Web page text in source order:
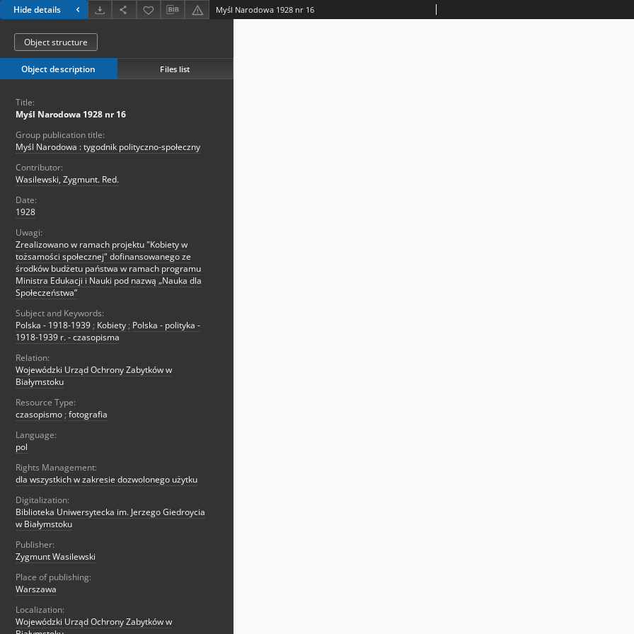
Hide details Myśl Narodowa 1928 nr 16
Object structure
Object description Files list
Title:
Myśl Narodowa 1928 nr 16
Group publication title:
Myśl Narodowa : tygodnik polityczno-społeczny
Contributor:
Wasilewski, Zygmunt. Red.
Date:
1928
Uwagi:
Zrealizowano w ramach projektu "Kobiety w
tożsamości społecznej" dofinansowanego ze
środków budżetu państwa w ramach programu
Ministra Edukacji i Nauki pod nazwą „Nauka dla
Społeczeństwa”
Subject and Keywords:
Polska - 1918-1939 ; Kobiety ; Polska - polityka -
1918-1939 r. - czasopisma
Relation:
Wojewódzki Urząd Ochrony Zabytków w
Białymstoku
Resource Type:
czasopismo ; fotografia
Language:
pol
Rights Management:
dla wszystkich w zakresie dozwolonego użytku
Digitalization:
Biblioteka Uniwersytecka im. Jerzego Giedroycia
w Białymstoku
Publisher:
Zygmunt Wasilewski
Place of publishing:
Warszawa
Localization:
Wojewódzki Urząd Ochrony Zabytków w